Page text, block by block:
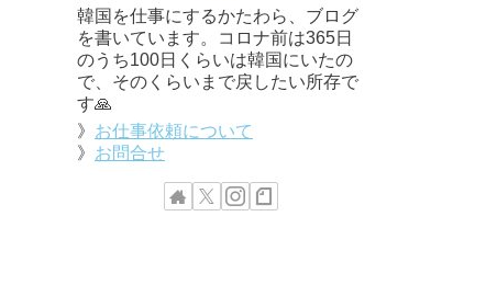
韓国を仕事にするかたわら、ブログ
を書いています。コロナ前は365日
のうち100日くらいは韓国にいたの
で、そのくらいまで戻したい所存で
す🙏
》 お仕事依頼について
》 お問合せ